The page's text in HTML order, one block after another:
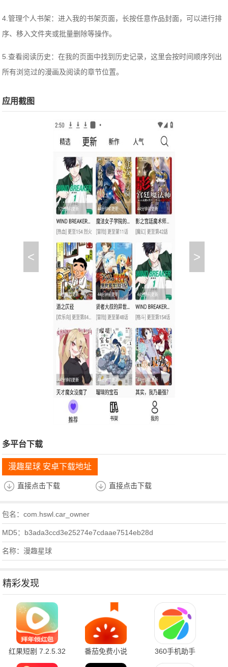
4.管理个人书架：进入我的书架页面，长按任意作品封面，可以进行排
序、移入文件夹或批量删除等操作。
5.查看阅读历史：在我的页面中找到历史记录，这里会按时间顺序列出
所有浏览过的漫画及阅读的章节位置。
应用截图
< >
多平台下载
漫趣星球 安卓下载地址
直接点击下载 直接点击下载
包名：com.hswl.car_owner
MD5：b3ada3ccd3e25274e7cdaae7514eb28d
名称：漫趣星球
精彩发现
红果短剧 7.2.5.32
官方版
番茄免费小说
7.2.5.32 安卓版
360手机助手
10.2.2 官方版